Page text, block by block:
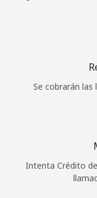
Se cobrarán
Intenta Crédito